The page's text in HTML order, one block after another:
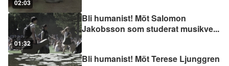
02:03
01:32
Bli humanist! Möt Salomon
Jakobsson som studerat musikve...
Bli humanist! Möt Terese Ljunggren